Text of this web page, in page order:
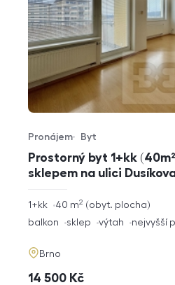
Prostorný byt 1+kk
sklepem na ulici
Typ nabídky
Pronájem
Typ nemovitosti
Byt
rozměry
1+kk obyt. plocha
40 m2
funkce
balkon sklep výtah nejvyšší
adresa
Brno
cena
14 500 Kč